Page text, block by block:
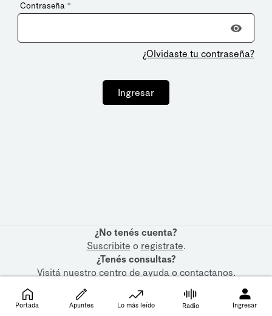
Contraseña *
¿Olvidaste tu contraseña?
Ingresar
¿No tenés cuenta?
Suscribite o registrate.
¿Tenés consultas?
Visitá nuestrocentro de ayudaocontactanos.
Portada Apuntes Lo más leído Radio Ingresar